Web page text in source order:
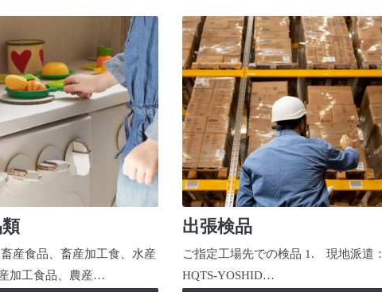
産食品、畜産加工食、水産
加工食品、農産…
出張検品
ご指定工場先での検品 1. 現地派遣：
HQTS-YOSHID…